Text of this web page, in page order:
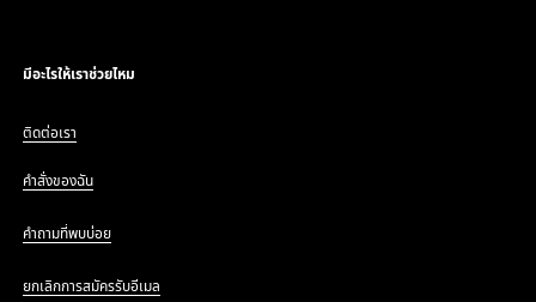
มีอะไรให้เราช่วยไหม
ติดต่อเรา
คำสั่งของฉัน
คำถามที่พบบ่อย
ยกเลิกการสมัครรับอีเมล